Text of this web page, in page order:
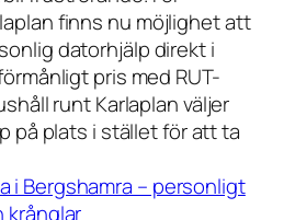
finns nu möjlighet att
datorhjälp direkt i
pris med RUT-
runt Karlaplan väljer
på plats i stället för att ta
i Bergshamra – personligt
krånglar